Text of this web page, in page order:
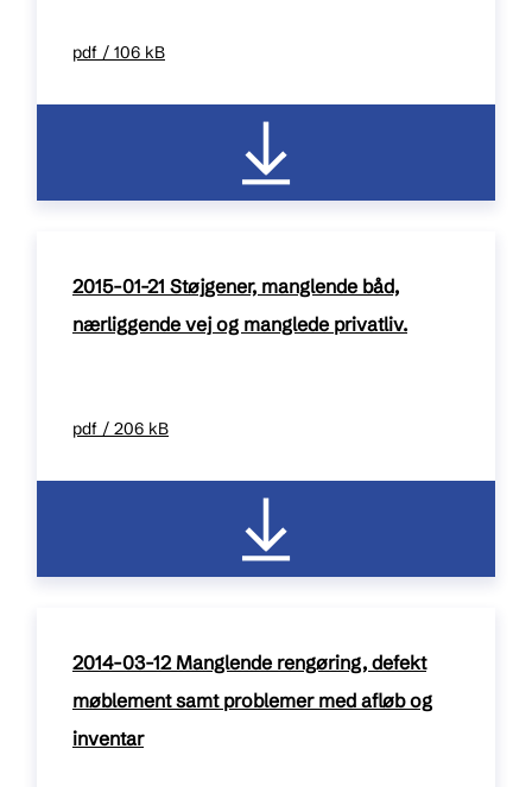
pdf / 106 kB
2015-01-21 Støjgener, manglende båd,
nærliggende vej og manglede privatliv.
pdf / 206 kB
2014-03-12 Manglende rengøring, defekt
møblement samt problemer med afløb og
inventar